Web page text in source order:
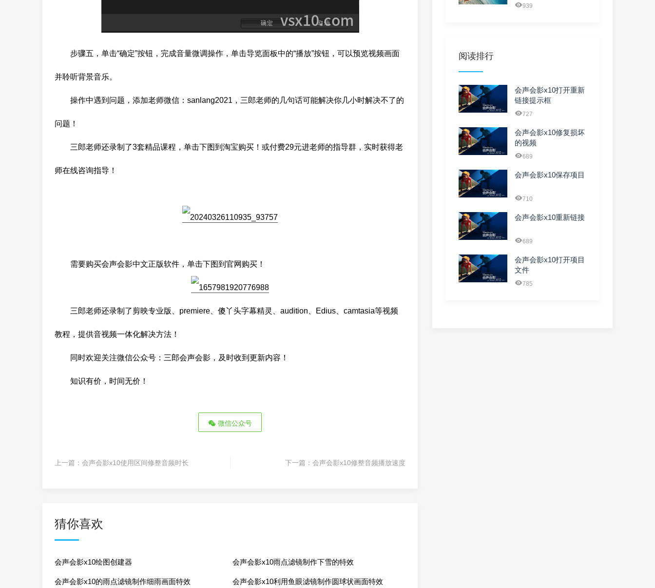
步骤五，单击“确定”按钮，完成音量微调操作，单击导览面板中的“播放”按钮，可以预览视频画面
并聆听背景音乐。
操作中遇到问题，添加老师微信：sanlang2021，三郎老师的几句话可能解决你几小时解决不了的
问题！
三郎老师还录制了3套精品课程，单击下图到淘宝购买！或付费29元进老师的指导群，实时获得老
师在线咨询指导！
需要购买会声会影中文正版软件，单击下图到官网购买！
三郎老师还录制了剪映专业版、premiere、傻丫头字幕精灵、audition、Edius、camtasia等视频
教程，提供音视频一体化解决方法！
同时欢迎关注微信公众号：三郎会声会影，及时收到更新内容！
知识有价，时间无价！
微信公众号
上一篇： 会声会影x10使用区间修整音频时长 下一篇： 会声会影x10修整音频播放速度
猜你喜欢
会声会影x10绘图创建器 会声会影x10雨点滤镜制作下雪的特效
会声会影x10的雨点滤镜制作细雨画面特效 会声会影x10利用鱼眼滤镜制作圆球状画面特效
939
阅读排行
会声会影x10打开重新
链接提示框
727
会声会影x10修复损坏
的视频
689
会声会影x10保存项目
710
会声会影x10重新链接
689
会声会影x10打开项目
文件
785